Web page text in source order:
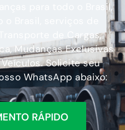
para todo o Brasil,
Brasil, serviços de
de Cargas,
Mudanças Exclusivas
Solicite seu
WhatsApp abaixo:
RÁPIDO